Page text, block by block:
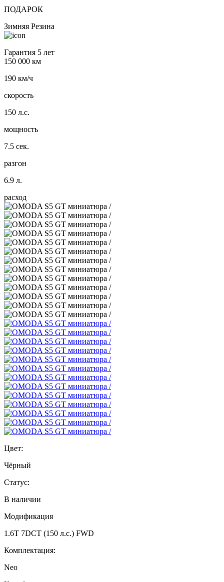
ПОДАРОК
Зимняя Резина
Гарантия 5 лет
150 000 км
190 км/ч
скорость
150 л.с.
мощность
7.5 сек.
разгон
6.9 л.
расход
Цвет:
Чёрный
Статус:
В наличии
Модификация
1.6T 7DCT (150 л.с.) FWD
Комплектация:
Neo